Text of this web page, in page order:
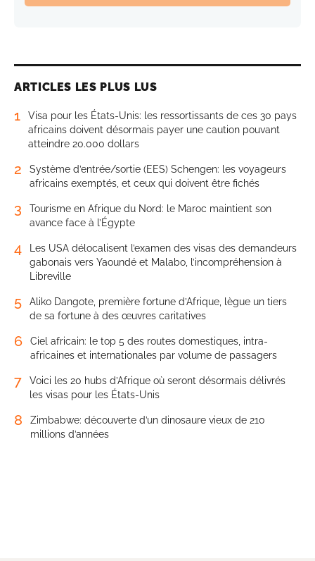
ARTICLES LES PLUS LUS
1
Visa pour les États-Unis: les ressortissants de ces 30 pays
africains doivent désormais payer une caution pouvant
atteindre 20.000 dollars
2
Système d’entrée/sortie (EES) Schengen: les voyageurs
africains exemptés, et ceux qui doivent être fichés
3
Tourisme en Afrique du Nord: le Maroc maintient son
avance face à l’Égypte
4
Les USA délocalisent l’examen des visas des demandeurs
gabonais vers Yaoundé et Malabo, l’incompréhension à
Libreville
5
Aliko Dangote, première fortune d’Afrique, lègue un tiers
de sa fortune à des œuvres caritatives
6
Ciel africain: le top 5 des routes domestiques, intra-
africaines et internationales par volume de passagers
7
Voici les 20 hubs d’Afrique où seront désormais délivrés
les visas pour les États-Unis
8
Zimbabwe: découverte d’un dinosaure vieux de 210
millions d’années